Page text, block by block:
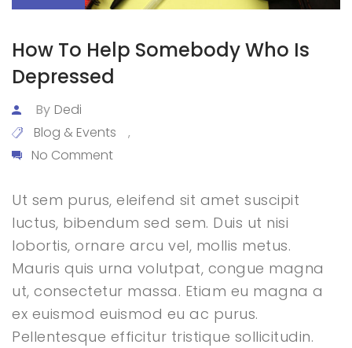
How To Help Somebody Who Is
Depressed
By Dedi
Blog & Events
,
No Comment
Ut sem purus, eleifend sit amet suscipit
luctus, bibendum sed sem. Duis ut nisi
lobortis, ornare arcu vel, mollis metus.
Mauris quis urna volutpat, congue magna
ut, consectetur massa. Etiam eu magna a
ex euismod euismod eu ac purus.
Pellentesque efficitur tristique sollicitudin.